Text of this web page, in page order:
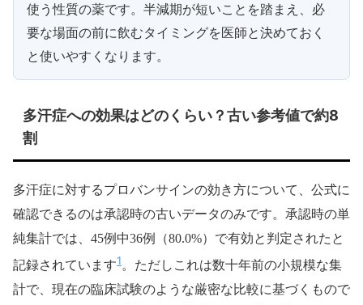
使う性質の薬です。半減期が短いことを踏まえ、必
要な場面の前に飲むタイミングを医師と決めておく
と使いやすくなります。
多汗症への効果はどのくらい？古い参考値で約8
割
多汗症に対するプロバンサインの効き方について、公式に
確認できるのは承認時の古いデータのみです。承認時の単
純集計では、45例中36例（80.0%）で有効と判定されたと
記録されています1。ただしこれは数十年前の小規模な集
計で、現在の臨床試験のような厳密な比較に基づくもので